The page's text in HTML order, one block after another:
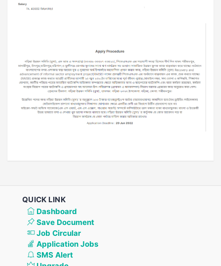
QUICK LINK
Dashboard
Save Document
Job Circular
Application Jobs
SMS Alert